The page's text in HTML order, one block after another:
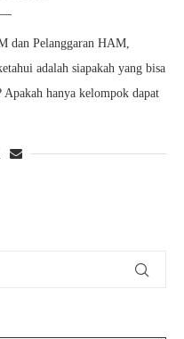
dan Pelanggaran HAM,
adalah siapakah yang bisa
hanya kelompok dapat